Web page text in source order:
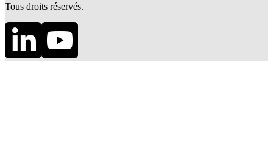
Tous droits réservés.